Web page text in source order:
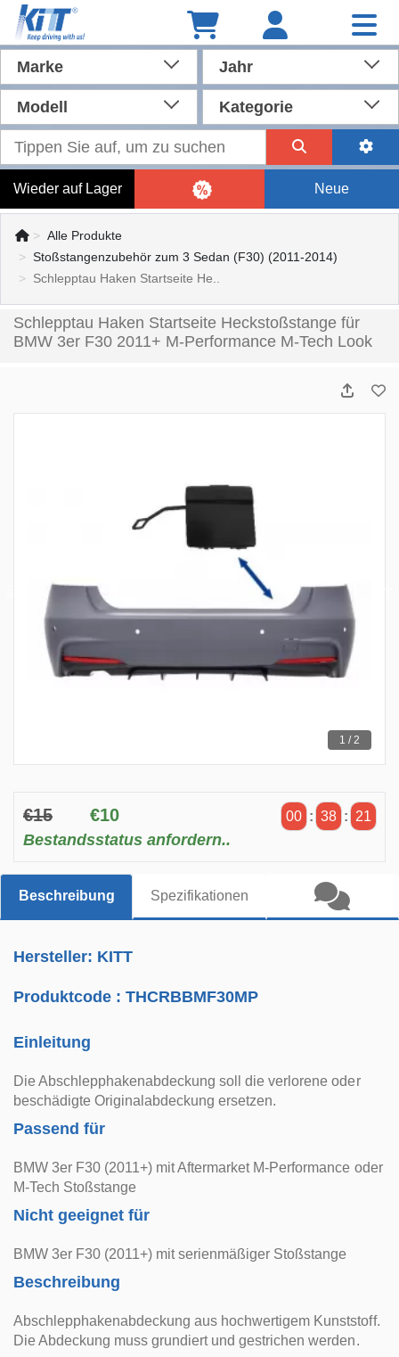
Marke Jahr
Modell Kategorie
Wieder auf Lager Neue
Alle Produkte
Stoßstangenzubehör zum 3 Sedan (F30) (2011-2014)
Schlepptau Haken Startseite He..
Schlepptau Haken Startseite Heckstoßstange für
BMW 3er F30 2011+ M-Performance M-Tech Look
1 / 2
€15 €10 00 : 38 : 20
Bestandsstatus anfordern..
Beschreibung Spezifikationen
Hersteller: KITT
Produktcode :THCRBBMF30MP
Einleitung
Die Abschlepphakenabdeckung soll die verlorene oder
beschädigte Originalabdeckung ersetzen.
Passend für
BMW 3er F30 (2011+) mit Aftermarket M-Performance oder
M-Tech Stoßstange
Nicht geeignet für
BMW 3er F30 (2011+) mit serienmäßiger Stoßstange
Beschreibung
Abschlepphakenabdeckung aus hochwertigem Kunststoff.
Die Abdeckung muss grundiert und gestrichen werden.